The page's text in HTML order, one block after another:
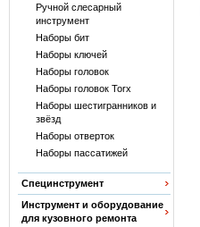
Ручной слесарный
инструмент
Наборы бит
Наборы ключей
Наборы головок
Наборы головок Torx
Наборы шестигранников и
звёзд
Наборы отверток
Наборы пассатижей
Специнструмент
Инструмент и оборудование
для кузовного ремонта